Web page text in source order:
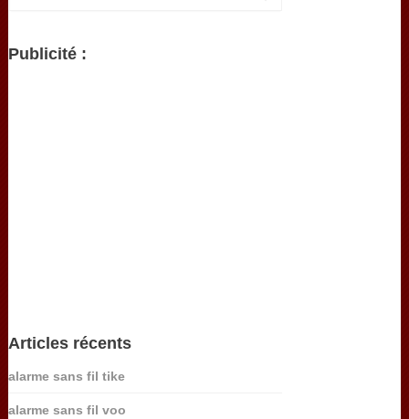
Publicité :
Articles récents
alarme sans fil tike
alarme sans fil voo